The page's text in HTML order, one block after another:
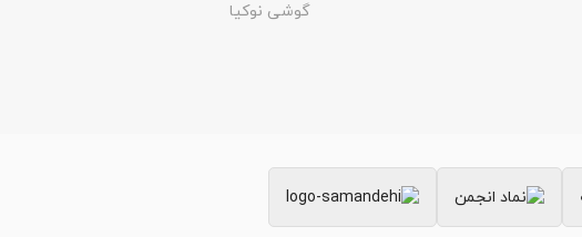
گوشی نوکیا